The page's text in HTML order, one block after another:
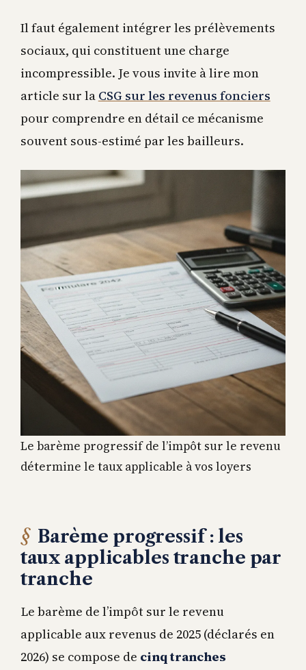
Il faut également intégrer les prélèvements
sociaux, qui constituent une charge
incompressible. Je vous invite à lire mon
article sur la CSG sur les revenus fonciers
pour comprendre en détail ce mécanisme
souvent sous-estimé par les bailleurs.
Le barème progressif de l’impôt sur le revenu
détermine le taux applicable à vos loyers
Barème progressif : les
taux applicables tranche par
tranche
Le barème de l’impôt sur le revenu
applicable aux revenus de 2025 (déclarés en
2026) se compose de cinq tranches